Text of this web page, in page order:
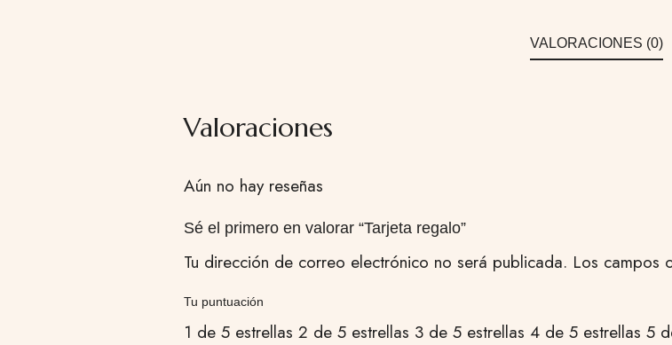
VALORACIONES (0)
Valoraciones
Aún no hay reseñas
Sé el primero en valorar “Tarjeta regalo”
Tu dirección de correo electrónico no será publicada. Los campos
Tu puntuación
1 de 5 estrellas 2 de 5 estrellas 3 de 5 estrellas 4 de 5 estrellas 5